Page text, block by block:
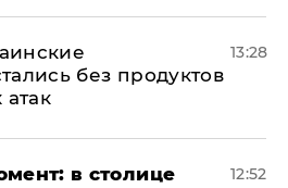
без продуктов
атак
13:28
в столице
12:52